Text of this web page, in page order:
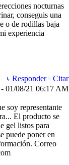
nocturnas
conseguis una
o de rodillas baja
experiencia
Responder
Citar
- 01/08/21 06:17 AM
soy representante
El producto se
gel listos para
puede poner en
Correo